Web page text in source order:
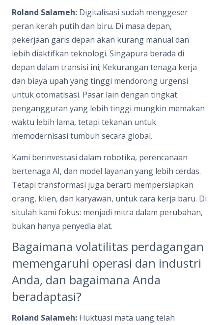
Roland Salameh: Digitalisasi sudah menggeser
peran kerah putih dan biru. Di masa depan,
pekerjaan garis depan akan kurang manual dan
lebih diaktifkan teknologi. Singapura berada di
depan dalam transisi ini; Kekurangan tenaga kerja
dan biaya upah yang tinggi mendorong urgensi
untuk otomatisasi. Pasar lain dengan tingkat
pengangguran yang lebih tinggi mungkin memakan
waktu lebih lama, tetapi tekanan untuk
memodernisasi tumbuh secara global.
Kami berinvestasi dalam robotika, perencanaan
bertenaga AI, dan model layanan yang lebih cerdas.
Tetapi transformasi juga berarti mempersiapkan
orang, klien, dan karyawan, untuk cara kerja baru. Di
situlah kami fokus: menjadi mitra dalam perubahan,
bukan hanya penyedia alat.
Bagaimana volatilitas perdagangan
memengaruhi operasi dan industri
Anda, dan bagaimana Anda
beradaptasi?
Roland Salameh: Fluktuasi mata uang telah